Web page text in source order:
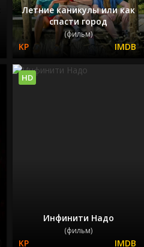
Летние каникулы или как
спасти город
(фильм)
Инфинити Надо
(фильм)
HD